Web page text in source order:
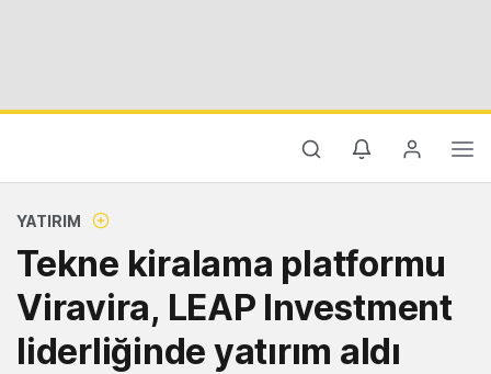
YATIRIM
Tekne kiralama platformu
Viravira, LEAP Investment
liderliğinde yatırım aldı